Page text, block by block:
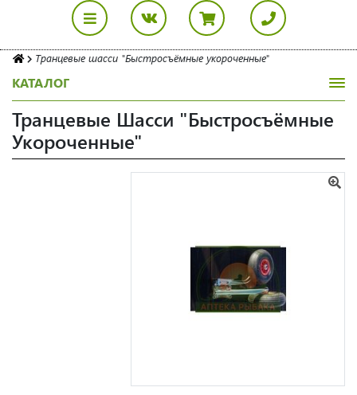
Транцевые шасси "Быстросъёмные укороченные"
КАТАЛОГ
Транцевые Шасси "Быстросъёмные
Укороченные"